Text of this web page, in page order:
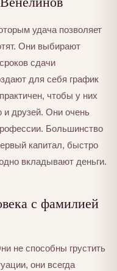
удача позволяет
Они выбирают
сдачи
для себя график
чтобы у них
друзей. Они очень
Большинство
капитал, быстро
вкладывают деньги.
с фамилией
не способны грустить
они всегда